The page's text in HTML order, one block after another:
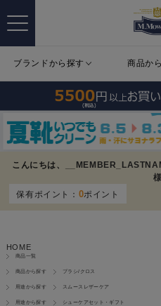
ブランドから探す 商品か
こんにちは、
様
保有ポイント： 0ポイント
HOME
商品一覧
商品から探す ブラシ/クロス
用途から探す スムースレザーケア
用途から探す シューケアセット・ギフト